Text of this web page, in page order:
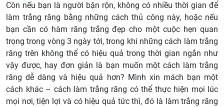
Còn nếu bạn là người bận rộn, không có nhiều thời gian để
làm trắng răng bằng những cách thủ công này, hoặc nếu
bạn cần có hàm răng trắng đẹp cho một cuộc hẹn quan
trọng trong vòng 3 ngày tới, trong khi những cách làm trắng
răng trên không thể có hiệu quả trong thời gian ngắn như
vậy được, hay đơn giản là bạn muốn một cách làm trắng
răng dễ dàng và hiệu quả hơn? Mình xin mách bạn một
cách khác – cách làm trắng răng có thể thực hiện mọi lúc
mọi nơi, tiện lợi và có hiệu quả tức thì, đó là làm trắng răng